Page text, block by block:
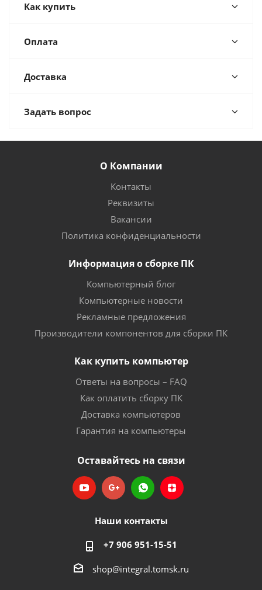
Как купить
Оплата
Доставка
Задать вопрос
О Компании
Контакты
Реквизиты
Вакансии
Политика конфиденциальности
Информация о сборке ПК
Компьютерный блог
Компьютерные новости
Рекламные предложения
Производители компонентов для сборки ПК
Как купить компьютер
Ответы на вопросы – FAQ
Как оплатить сборку ПК
Доставка компьютеров
Гарантия на компьютеры
Оставайтесь на связи
Наши контакты
+7 906 951-15-51
shop@integral.tomsk.ru